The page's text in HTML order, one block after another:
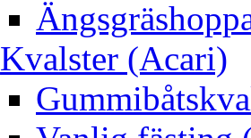
Kvalster (Acari)